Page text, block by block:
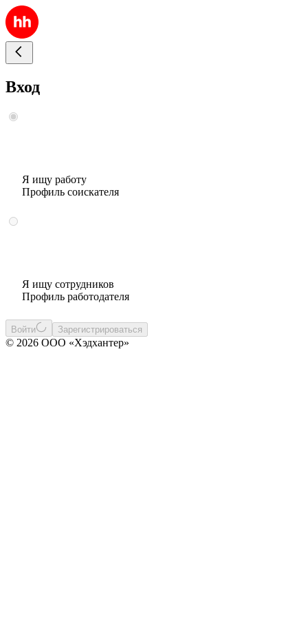
Вход
Я ищу работу
Профиль соискателя
Я ищу сотрудников
Профиль работодателя
Войти Зарегистрироваться
© 2026 ООО «Хэдхантер»